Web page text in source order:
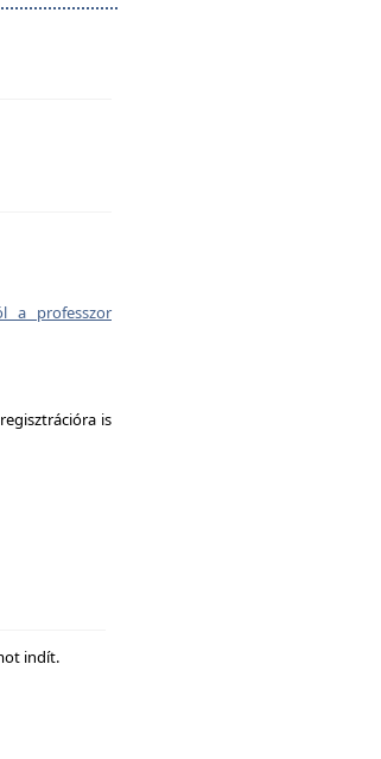
a professzor
is
indít.